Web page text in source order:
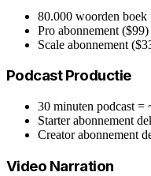
80.000 woorden boek
Pro abonnement
Scale abonnement
Podcast Productie
30 minuten podcast =
Starter abonnement
Creator abonnement
Video Narration